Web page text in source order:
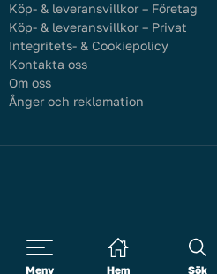
Meny Hem Sök
Köp- & leveransvillkor – Företag
Köp- & leveransvillkor – Privat
Integritets- & Cookiepolicy
Kontakta oss
Om oss
Ånger och reklamation